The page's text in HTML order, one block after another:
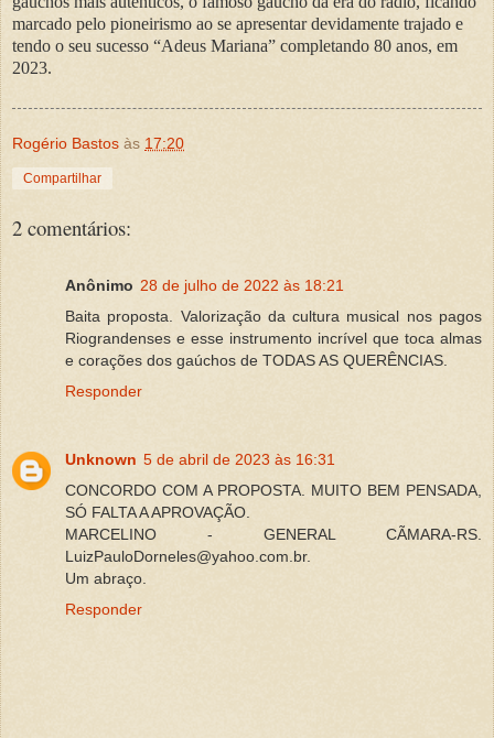
marcado pelo pioneirismo ao se apresentar devidamente trajado e
tendo o seu sucesso “Adeus Mariana” completando 80 anos, em
2023.
Rogério Bastos às 17:20
Compartilhar
2 comentários:
Anônimo 28 de julho de 2022 às 18:21
Baita proposta. Valorização da cultura musical nos pagos
Riograndenses e esse instrumento incrível que toca almas
e corações dos gaúchos de TODAS AS QUERÊNCIAS.
Responder
Unknown 5 de abril de 2023 às 16:31
CONCORDO COM A PROPOSTA. MUITO BEM PENSADA,
SÓ FALTA A APROVAÇÃO.
MARCELINO - GENERAL CÃMARA-RS.
LuizPauloDorneles@yahoo.com.br.
Um abraço.
Responder